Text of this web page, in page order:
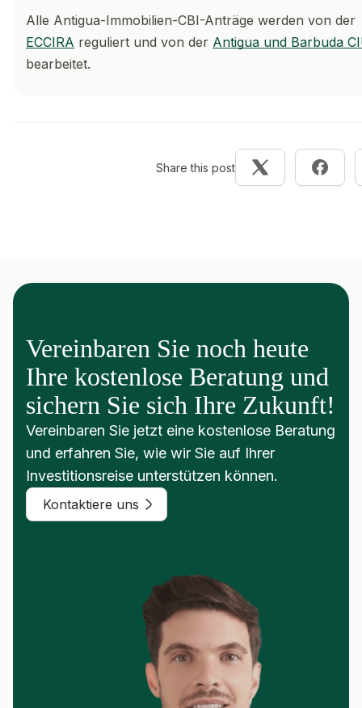
Alle Antigua-Immobilien-CBI-Anträge werden von der
ECCIRA reguliert und von der Antigua und Barbuda
bearbeitet.
Share this post
Vereinbaren Sie noch heute
Ihre kostenlose Beratung und
sichern Sie sich Ihre Zukunft!
Vereinbaren Sie jetzt eine kostenlose Beratung
und erfahren Sie, wie wir Sie auf Ihrer
Investitionsreise unterstützen können.
Kontaktiere uns